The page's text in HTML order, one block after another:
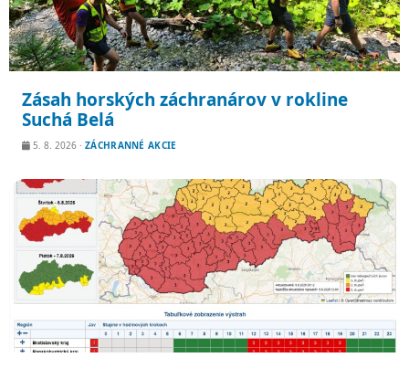
Zásah horských záchranárov v rokline
Suchá Belá
5. 8. 2026 · ZÁCHRANNÉ AKCIE